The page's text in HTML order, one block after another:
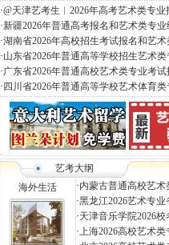
·@天津艺考生︱2026年高考艺术类专
·新疆2026年普通高考报名和艺术类专
·湖南省2026年高校招生考试报名和艺
·山东省2026年普通高等学校招生艺术
·广东省2026年普通高校艺术类专业考
· 四川省2026年普通高等学校艺术体育
艺考大纲
海外生活
·内蒙古普通高校艺术
·黑龙江2026艺术专
·天津音乐学院2026
·上海2026高校艺术